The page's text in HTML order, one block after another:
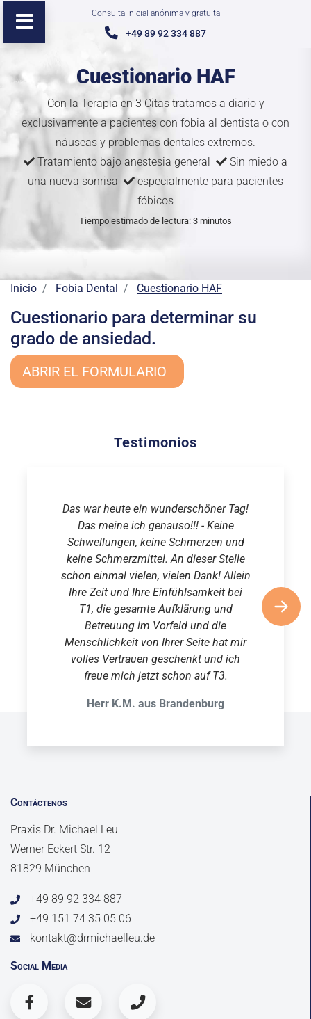
Consulta inicial anónima y gratuita
+49 89 92 334 887
Cuestionario HAF
Con la Terapia en 3 Citas tratamos a diario y
exclusivamente a pacientes con fobia al dentista o con
náuseas y problemas dentales extremos.
Tratamiento bajo anestesia general
Sin miedo a
una nueva sonrisa
especialmente para pacientes
fóbicos
Tiempo estimado de lectura: 3 minutos
Inicio Fobia Dental Cuestionario HAF
Cuestionario para determinar su
grado de ansiedad.
ABRIR EL FORMULARIO
Testimonios
Das war heute ein wunderschöner Tag!
Das meine ich genauso!!! - Keine
Schwellungen, keine Schmerzen und
keine Schmerzmittel. An dieser Stelle
schon einmal vielen, vielen Dank! Allein
Ihre Zeit und Ihre Einfühlsamkeit bei
T1, die gesamte Aufklärung und
Betreuung im Vorfeld und die
Menschlichkeit von Ihrer Seite hat mir
volles Vertrauen geschenkt und ich
freue mich jetzt schon auf T3.
Herr K.M. aus Brandenburg
Contáctenos
Praxis Dr. Michael Leu
Werner Eckert Str. 12
81829 München
+49 89 92 334 887
+49 151 74 35 05 06
kontakt@drmichaelleu.de
Social Media